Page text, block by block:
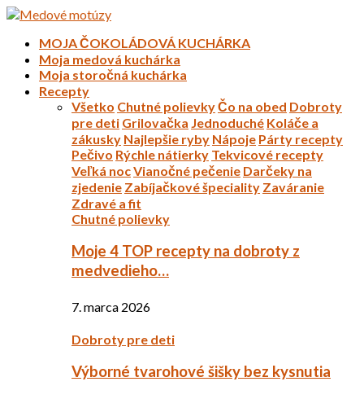
MOJA ČOKOLÁDOVÁ KUCHÁRKA
Moja medová kuchárka
Moja storočná kuchárka
Recepty
Všetko Chutné polievkyČo na obed Dobroty
pre deti Grilovačka Jednoduché Koláče a
zákusky Najlepšie ryby Nápoje Párty recepty
Pečivo Rýchle nátierky Tekvicové recepty
Veľká nocVianočné pečenie Darčeky na
zjedenie Zabíjačkové špeciality Zaváranie
Zdravé a fit
Chutné polievky
Moje 4 TOP recepty na dobroty z
medvedieho…
7. marca 2026
Dobroty pre deti
Výborné tvarohové šišky bez kysnutia